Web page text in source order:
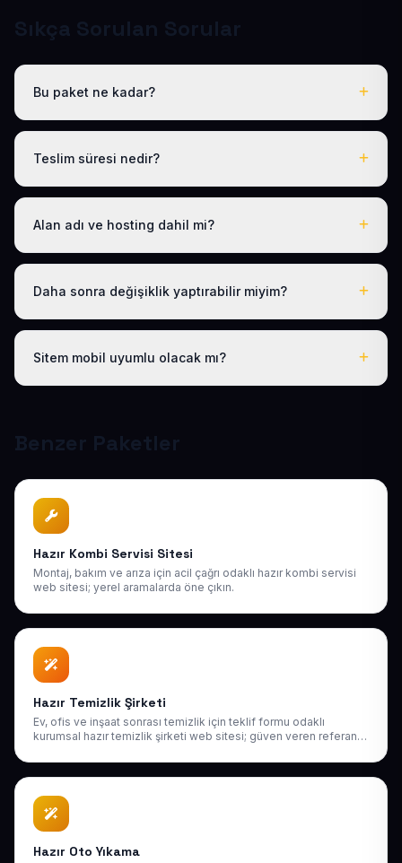
Sıkça Sorulan Sorular
Bu paket ne kadar?
Tüm sektörel paketlerimiz gibi Hazır Kuaför Sitesi de
alan adı, hosting, SSL ve temel SEO dahildir; gizli ücret
yoktur.
Teslim süresi nedir?
Logo, iletişim ve tanıtım metinlerinizi ilettikten sonra
Alan adı ve hosting dahil mi?
Evet. Yıllık paket ücretine ücretsiz .com.tr alan adı ve
Daha sonra değişiklik yaptırabilir miyim?
Evet. Teslimden sonra ilk 30 gün ücretsiz revizyon
destek sağlıyoruz. Sonraki yıllarda da uygun bakım
paketlerimiz mevcuttur.
Sitem mobil uyumlu olacak mı?
Google mobil sıralamasına uygundur.
Benzer Paketler
Hazır Kombi Servisi Sitesi
Montaj, bakım ve arıza için acil çağrı odaklı hazır kombi servisi
web sitesi; yerel aramalarda öne çıkın.
Hazır Temizlik Şirketi
Ev, ofis ve inşaat sonrası temizlik için teklif formu odaklı
kurumsal hazır temizlik şirketi web sitesi; güven veren referans
Hazır Oto Yıkama